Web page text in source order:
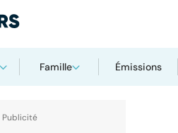
Famille Émissions